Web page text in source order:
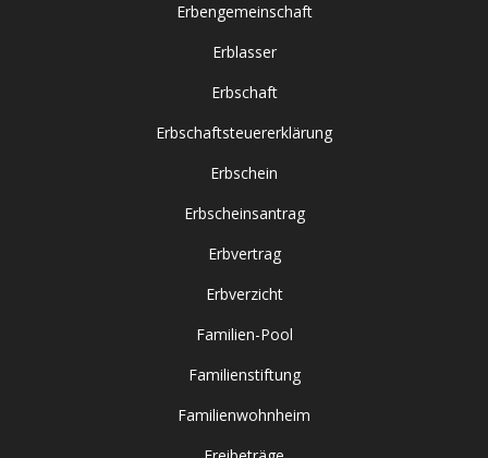
Erbengemeinschaft
Erblasser
Erbschaft
Erbschaftsteuererklärung
Erbschein
Erbscheinsantrag
Erbvertrag
Erbverzicht
Familien-Pool
Familienstiftung
Familienwohnheim